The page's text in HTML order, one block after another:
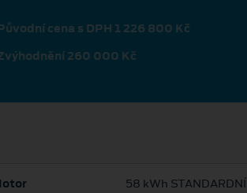
cena s DPH 1 226 800 Kč
260 000 Kč